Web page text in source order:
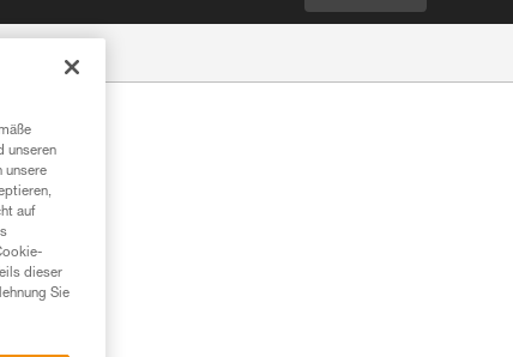
unseren
unsere
auf
dieser
Sie